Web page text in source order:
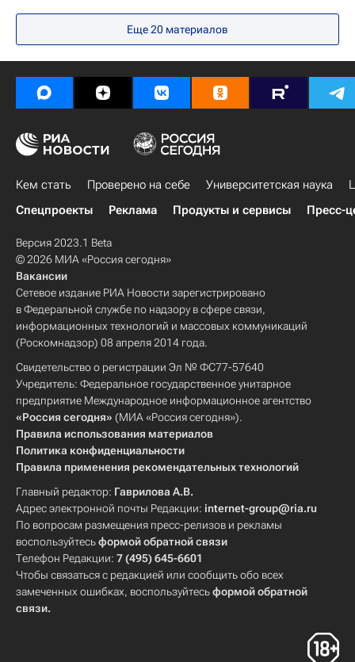
Еще20 материалов
Кем стать Проверено на себе Университетская наука
Спецпроекты
Реклама Продукты и сервисы Пресс-
Версия 2023.1 Beta
© 2026 МИА «Россия сегодня»
Вакансии
Сетевое издание РИА Новости зарегистрировано
в Федеральной службе по надзору в сфере связи,
информационных технологий и массовых коммуникаций
(Роскомнадзор) 08 апреля 2014 года.
Свидетельство о регистрации Эл № ФС77-57640
Учредитель: Федеральное государственное унитарное
предприятие Международное информационное агентство
«Россия сегодня» (МИА «Россия сегодня»).
Правила использования материалов
Политика конфиденциальности
Правила применения рекомендательных технологий
Главный редактор: Гаврилова А.В.
Адрес электронной почты Редакции: internet-group@ria.ru
По вопросам размещения пресс-релизов и рекламы
воспользуйтесьформой обратной связи
Телефон Редакции: 7 (495) 645-6601
Чтобы связаться с редакцией или сообщить обо всех
замеченных ошибках, воспользуйтесьформой обратной
связи.